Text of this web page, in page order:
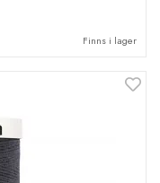
Finns i lager